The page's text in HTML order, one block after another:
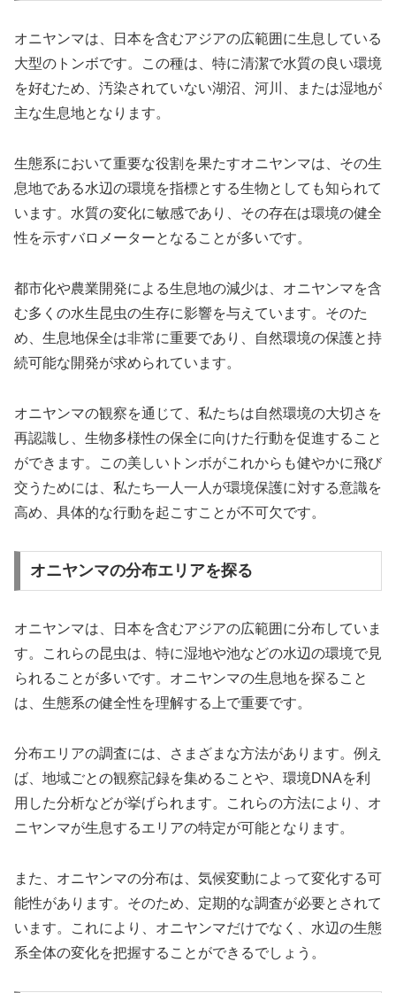
オニヤンマは、日本を含むアジアの広範囲に生息している
大型のトンボです。この種は、特に清潔で水質の良い環境
を好むため、汚染されていない湖沼、河川、または湿地が
主な生息地となります。
生態系において重要な役割を果たすオニヤンマは、その生
息地である水辺の環境を指標とする生物としても知られて
います。水質の変化に敏感であり、その存在は環境の健全
性を示すバロメーターとなることが多いです。
都市化や農業開発による生息地の減少は、オニヤンマを含
む多くの水生昆虫の生存に影響を与えています。そのた
め、生息地保全は非常に重要であり、自然環境の保護と持
続可能な開発が求められています。
オニヤンマの観察を通じて、私たちは自然環境の大切さを
再認識し、生物多様性の保全に向けた行動を促進すること
ができます。この美しいトンボがこれからも健やかに飛び
交うためには、私たち一人一人が環境保護に対する意識を
高め、具体的な行動を起こすことが不可欠です。
オニヤンマの分布エリアを探る
オニヤンマは、日本を含むアジアの広範囲に分布していま
す。これらの昆虫は、特に湿地や池などの水辺の環境で見
られることが多いです。オニヤンマの生息地を探ること
は、生態系の健全性を理解する上で重要です。
分布エリアの調査には、さまざまな方法があります。例え
ば、地域ごとの観察記録を集めることや、環境DNAを利
用した分析などが挙げられます。これらの方法により、オ
ニヤンマが生息するエリアの特定が可能となります。
また、オニヤンマの分布は、気候変動によって変化する可
能性があります。そのため、定期的な調査が必要とされて
います。これにより、オニヤンマだけでなく、水辺の生態
系全体の変化を把握することができるでしょう。